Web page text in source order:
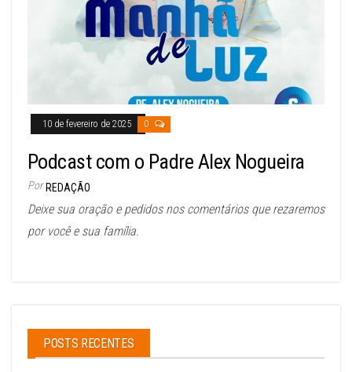
10 de fevereiro de 2025 0
Podcast com o Padre Alex Nogueira
Por REDAÇÃO
Deixe sua oração e pedidos nos comentários que rezaremos
por você e sua família.
POSTS RECENTES